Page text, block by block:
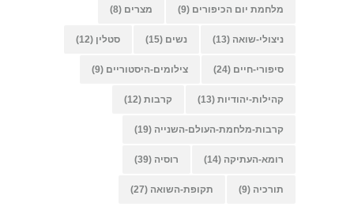
מלחמת יום הכיפורים (9) מצרים (8)
ניצולי-שואה (13) נשים (15) סטלין (12)
סיפורי-חיים (24) צילומים-היסטוריים (9)
קהילות-יהודיות (13) קרבות (12)
קרבות-מלחמת-העולם-השנייה (19)
רומא-העתיקה (14) רוסיה (39)
תורכיה (9) תקופת-השואה (27)